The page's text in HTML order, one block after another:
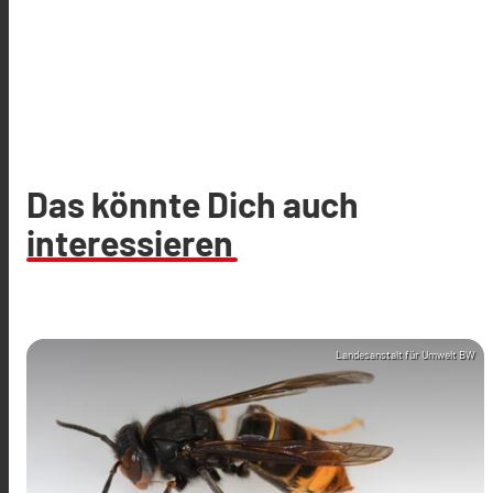
Das könnte Dich auch
interessieren
Landesanstalt für Umwelt BW